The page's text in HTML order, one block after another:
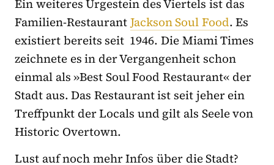
Ein weiteres Urgestein des Viertels ist das
Familien-RestaurantJackson Soul Food. Es
existiert bereits seit 1946. Die Miami Times
zeichnete es in der Vergangenheit schon
einmal als »Best Soul Food Restaurant« der
Stadt aus. Das Restaurant ist seit jeher ein
Treffpunkt der Locals und gilt als Seele von
Historic Overtown.
Lust auf noch mehr Infos über die Stadt?